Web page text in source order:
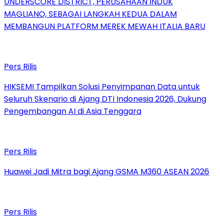
MAGLIANO, SEBAGAI LANGKAH KEDUA DALAM
MEMBANGUN PLATFORM MEREK MEWAH ITALIA BARU
Pers Rilis
HIKSEMI Tampilkan Solusi Penyimpanan Data untuk
Seluruh Skenario di Ajang DTI Indonesia 2026, Dukung
Pengembangan AI di Asia Tenggara
Pers Rilis
Huawei Jadi Mitra bagi Ajang GSMA M360 ASEAN 2026
Pers Rilis